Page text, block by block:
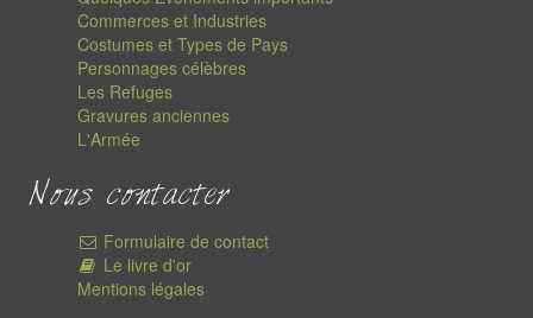
Commerces et Industries
Costumes et Types de Pays
Personnages célèbres
Les Refuges
Gravures anciennes
L'Armée
Nous contacter
Formulaire de contact
Le livre d'or
Mentions légales